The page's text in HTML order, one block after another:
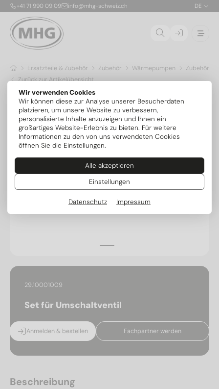
Wir verwenden Cookies
Wir können diese zur Analyse unserer Besucherdaten
platzieren, um unsere Website zu verbessern,
personalisierte Inhalte anzuzeigen und Ihnen ein
großartiges Website-Erlebnis zu bieten. Für weitere
Informationen zu den von uns verwendeten Cookies
öffnen Sie die Einstellungen.
Alle akzeptieren
Einstellungen
Datenschutz Impressum
+41 71 990 09 09 info@mhg-schweiz.ch DE
Ersatzteile & Zubehör Zubehör Wärmepumpen
Zubehör
Zurück zur Artikelübersicht
29.10001009
Set für Umschaltventil
Anmelden & bestellen Fachpartner werden
Beschreibung